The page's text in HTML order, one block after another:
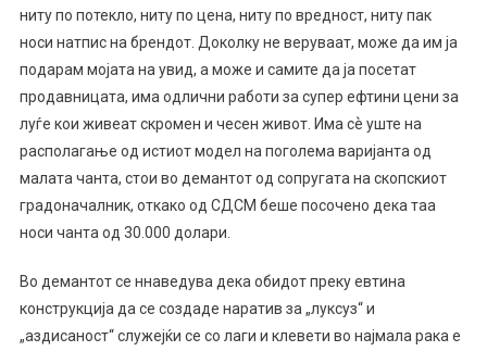
На
Ѓорѓиевски
Очекува
Јавно
ниту по потекло, ниту по цена, ниту по вредност, ниту пак
носи натпис на брендот. Доколку не веруваат, може да им ја
подарам мојата на увид, а може и самите да ја посетат
продавницата, има одлични работи за супер ефтини цени за
луѓе кои живеат скромен и чесен живот. Има сѐ уште на
располагање од истиот модел на поголема варијанта од
малата чанта, стои во демантот од сопругата на скопскиот
градоначалник, откако од СДСМ беше посочено дека таа
носи чанта од 30.000 долари.
Во демантот се ннаведува дека обидот преку евтина
конструкција да се создаде наратив за „луксуз“ и
„аздисаност“ служејќи се со лаги и клевети во најмала рака е